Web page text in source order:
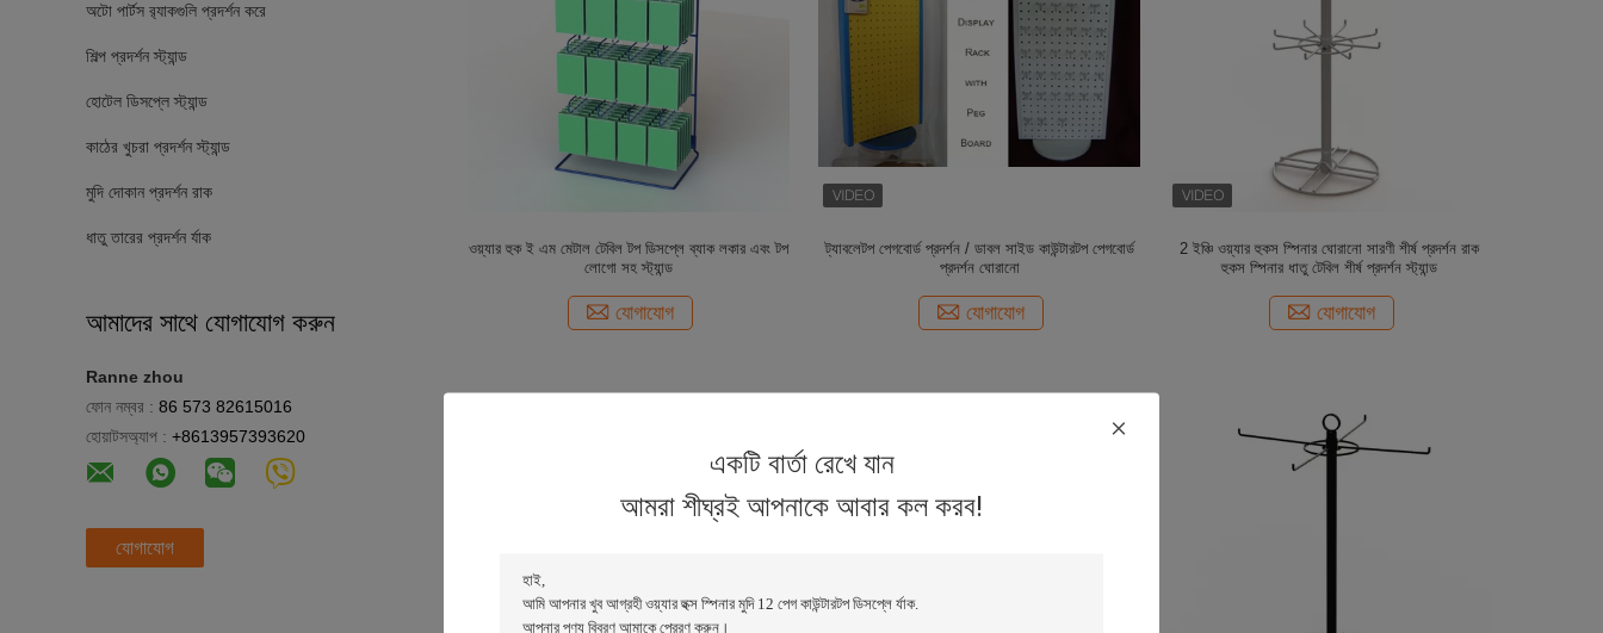
একটি বার্তা রেখে যান
আমরা শীঘ্রই আপনাকে আবার কল করব!
অটো পার্টস র‌্যাকগুলি প্রদর্শন করে
শিল্প প্রদর্শন স্ট্যান্ড
হোটেল ডিসপ্লে স্ট্যান্ড
কাঠের খুচরা প্রদর্শন স্ট্যান্ড
মুদি দোকান প্রদর্শন রাক
ধাতু তারের প্রদর্শন র্যাক
আমাদের সাথে যোগাযোগ করুন
Ranne zhou
ফোন নম্বর : 86 573 82615016
হোয়াটসঅ্যাপ : +8613957393620
যোগাযোগ
ওয়্যার হুক ই এম মেটাল টেবিল টপ ডিসপ্লে ব্যাক লকার এবং টপ
লোগো সহ স্ট্যান্ড
যোগাযোগ
ট্যাবলেটপ পেগবোর্ড প্রদর্শন / ডাবল সাইড কাউন্টারটপ পেগবোর্ড
প্রদর্শন ঘোরানো
যোগাযোগ
2 ইঞ্চি ওয়্যার হুকস স্পিনার ঘোরানো সারণী শীর্ষ প্রদর্শন রাক
হুকস স্পিনার ধাতু টেবিল শীর্ষ প্রদর্শন স্ট্যান্ড
যোগাযোগ